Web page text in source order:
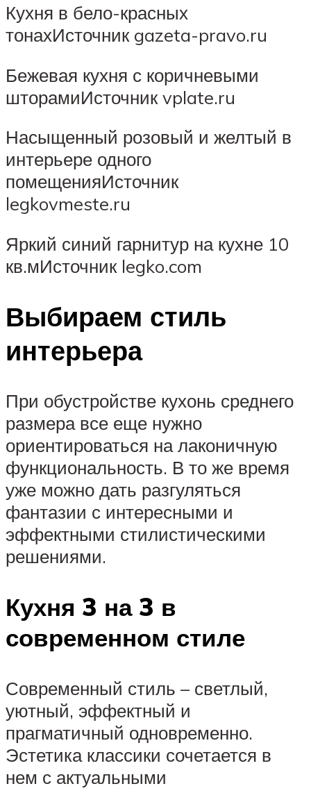
Кухня в бело-красных
тонахИсточник gazeta-pravo.ru
Бежевая кухня с коричневыми
шторамиИсточник vplate.ru
Насыщенный розовый и желтый в
интерьере одного
помещенияИсточник
legkovmeste.ru
Яркий синий гарнитур на кухне 10
кв.мИсточник legko.com
Выбираем стиль
интерьера
При обустройстве кухонь среднего
размера все еще нужно
ориентироваться на лаконичную
функциональность. В то же время
уже можно дать разгуляться
фантазии с интересными и
эффектными стилистическими
решениями.
Кухня 3 на 3 в
современном стиле
Современный стиль – светлый,
уютный, эффектный и
прагматичный одновременно.
Эстетика классики сочетается в
нем с актуальными